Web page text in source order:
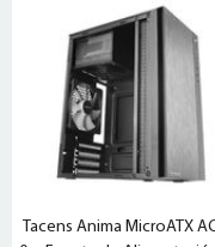
Tacens Anima MicroATX